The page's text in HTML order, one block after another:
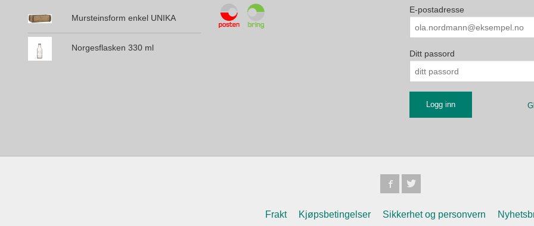
Mursteinsform enkel UNIKA
Norgesflasken 330 ml
E-postadresse
Ditt passord
Frakt Kjøpsbetingelser Sikkerhet og personvern